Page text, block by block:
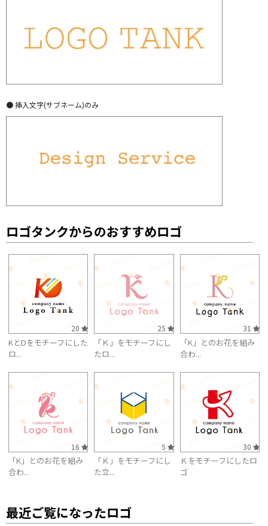
● 挿入文字(サブネーム)のみ
ロゴタンクからのおすすめロゴ
20
KとDをモチーフにした
ロ...
25
「Ｋ」をモチーフにし
たロ...
31
「K」とのお花を組み
合わ...
16
「K」とのお花を組み
合わ...
5
「Ｋ」をモチーフにし
た立...
30
Ｋをモチーフにしたロ
ゴ
最近ご覧になったロゴ